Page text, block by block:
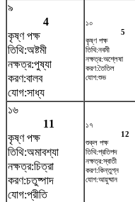
৯
4
কৃষ্ণ পক্ষ
তিথি:অষ্টমী
নক্ষত্র:পুষ্যা
করণ:বালব
যোগ:সাধ্য
১০
5
কৃষ্ণ পক্ষ
তিথি:নবমী
নক্ষত্র:অশ্লেষা
করণ:তৈতিল
যোগ:শুভ
১৬
11
কৃষ্ণ পক্ষ
তিথি:অমাবশ্যা
নক্ষত্র:চিত্রা
করণ:চতুষ্পাদ
যোগ:প্রীতি
১৭
12
শুক্ল পক্ষ
তিথি:প্রতিপদ
নক্ষত্র:স্বাতী
করণ:কিন্তুগ্ন
যোগ:আয়ুষ্মান